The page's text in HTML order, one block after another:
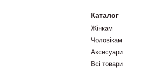
Каталог
Жінкам
Чоловікам
Аксесуари
Всі товари